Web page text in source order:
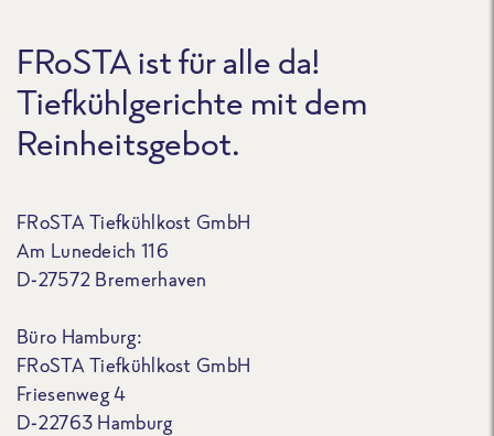
FRoSTA ist für alle da!
Tiefkühlgerichte mit dem
Reinheitsgebot.
FRoSTA Tiefkühlkost GmbH
Am Lunedeich 116
D-27572 Bremerhaven
Büro Hamburg:
FRoSTA Tiefkühlkost GmbH
Friesenweg 4
D-22763 Hamburg